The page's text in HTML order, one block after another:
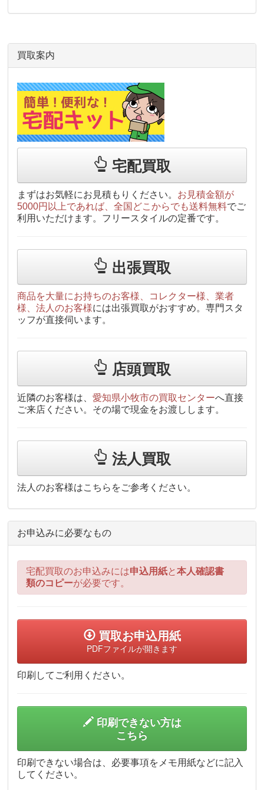
買取案内
宅配買取
まずはお気軽にお見積もりください。 お見積金額が
5000円以上であれば、全国どこからでも送料無料でご
利用いただけます。フリースタイルの定番です。
出張買取
商品を大量にお持ちのお客様、コレクター様、業者
様、法人のお客様には出張買取がおすすめ。専門スタ
ッフが直接伺います。
店頭買取
近隣のお客様は、愛知県小牧市の買取センターへ直接
ご来店ください。その場で現金をお渡しします。
法人買取
法人のお客様はこちらをご参考ください。
お申込みに必要なもの
宅配買取のお申込みには申込用紙と本人確認書
類のコピーが必要です。
買取お申込用紙
PDFファイルが開きます
印刷してご利用ください。
印刷できない方は
こちら
印刷できない場合は、必要事項をメモ用紙などに記入
してください。